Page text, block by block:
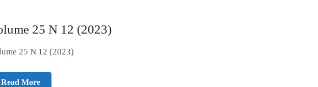
25 N 12 (2023)
25 N 12 (2023)
Read More